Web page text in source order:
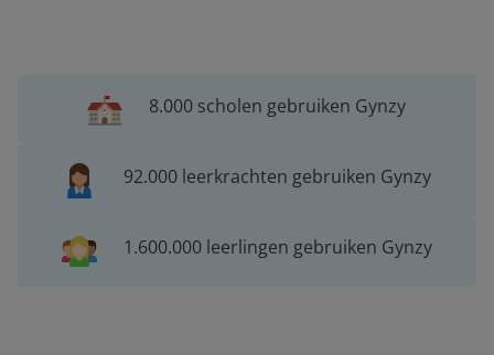
8.000 scholen gebruiken Gynzy
92.000 leerkrachten gebruiken Gynzy
1.600.000 leerlingen gebruiken Gynzy